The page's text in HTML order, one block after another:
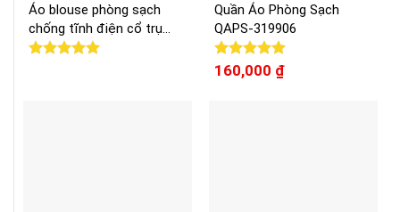
Áo blouse phòng sạch
chống tĩnh điện cổ trụ
khóa kéo NPU-
Quần Áo Phòng Sạch
QAPS-319906
Được xếp
hạng
160,000 ₫